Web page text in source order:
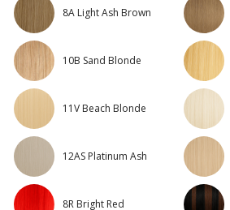
8A Light Ash Brown
10B Sand Blonde
11V Beach Blonde
12AS Platinum Ash
8R Bright Red